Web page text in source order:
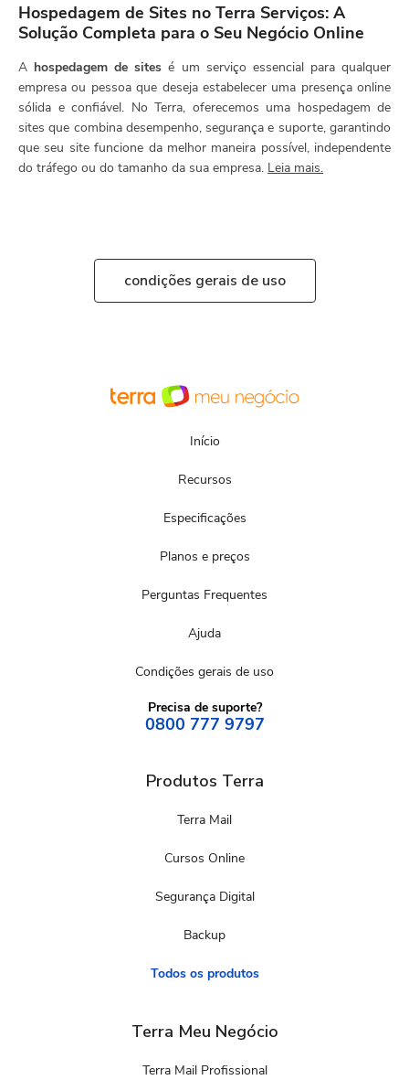
Hospedagem de Sites no Terra Serviços: A
Solução Completa para o Seu Negócio Online
A hospedagem de sites é um serviço essencial para qualquer
empresa ou pessoa que deseja estabelecer uma presença online
sólida e confiável. No Terra, oferecemos uma hospedagem de
sites que combina desempenho, segurança e suporte, garantindo
que seu site funcione da melhor maneira possível, independente
do tráfego ou do tamanho da sua empresa. Leia mais.
condições gerais de uso
Início
Recursos
Especificações
Planos e preços
Perguntas Frequentes
Ajuda
Condições gerais de uso
Precisa de suporte?
0800 777 9797
Produtos Terra
Terra Mail
Cursos Online
Segurança Digital
Backup
Todos os produtos
Terra Meu Negócio
Terra Mail Profissional